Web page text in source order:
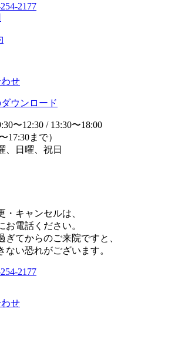
2177
せ
ウンロード
〜12:30 / 13:30〜18:00
17:30まで）
、日曜、祝日
・キャンセルは、
お電話ください。
ぎてからのご来院ですと、
ない恐れがございます。
2177
せ